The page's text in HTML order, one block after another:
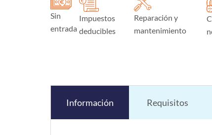
Sin
entrada
Impuestos
deducibles
Reparación y
mantenimiento
Información Requisitos